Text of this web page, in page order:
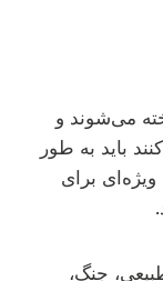
می‌شوند و
باید به طور
برای
جنگ،